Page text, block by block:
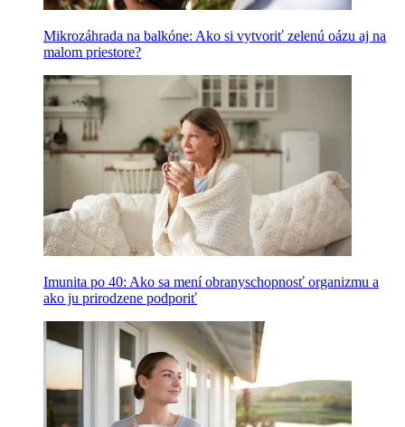
Mikrozáhrada na balkóne: Ako si vytvoriť zelenú oázu aj na
malom priestore?
Imunita po 40: Ako sa mení obranyschopnosť organizmu a
ako ju prirodzene podporiť